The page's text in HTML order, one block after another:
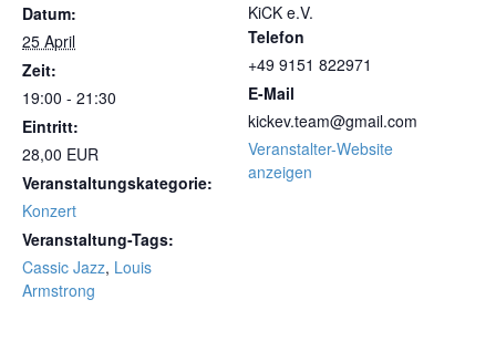
Datum:
25 April
Zeit:
19:00 - 21:30
Eintritt:
28,00 EUR
Veranstaltungskategorie:
Konzert
Veranstaltung-Tags:
Cassic Jazz, Louis
Armstrong
KiCK e.V.
Telefon
+49 9151 822971
E-Mail
kickev.team@gmail.com
Veranstalter-Website
anzeigen